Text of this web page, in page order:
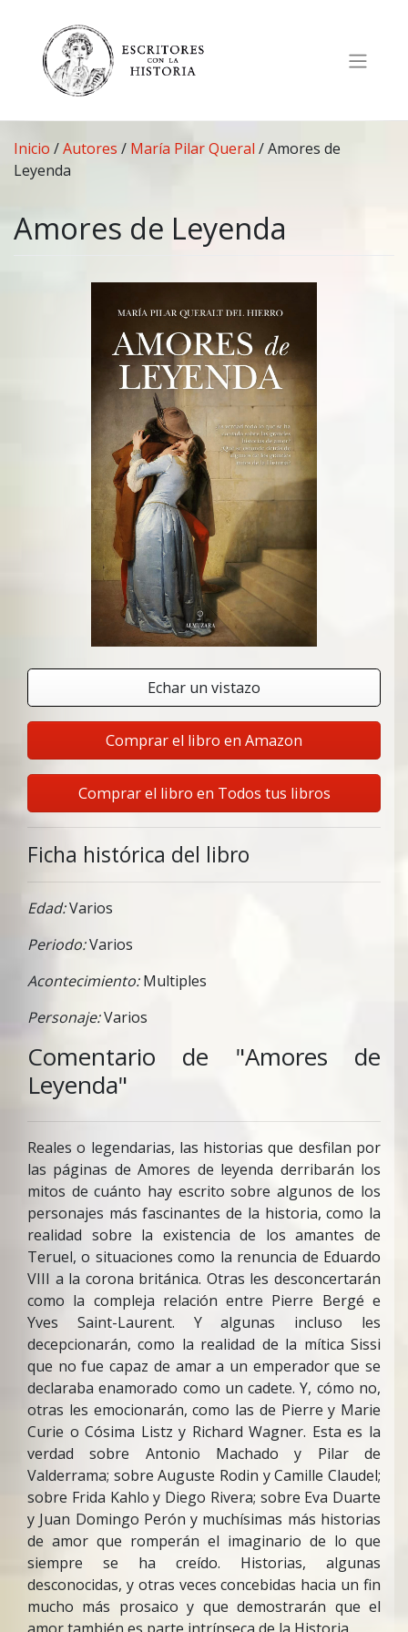
contenido
Inicio /Autores / María Pilar Queral /Amores de
Leyenda
Amores de Leyenda
Echar un vistazo
Comprar el libro en Amazon
Comprar el libro en Todos tus libros
Ficha histórica del libro
Edad:Varios
Periodo:Varios
Acontecimiento:Multiples
Personaje:Varios
Comentario de "Amores de
Leyenda"
Reales o legendarias, las historias que desfilan por
las páginas de Amores de leyenda derribarán los
mitos de cuánto hay escrito sobre algunos de los
personajes más fascinantes de la historia, como la
realidad sobre la existencia de los amantes de
Teruel, o situaciones como la renuncia de Eduardo
VIII a la corona británica. Otras les desconcertarán
como la compleja relación entre Pierre Bergé e
Yves Saint-Laurent. Y algunas incluso les
decepcionarán, como la realidad de la mítica Sissi
que no fue capaz de amar a un emperador que se
declaraba enamorado como un cadete. Y, cómo no,
otras les emocionarán, como las de Pierre y Marie
Curie o Cósima Listz y Richard Wagner. Esta es la
verdad sobre Antonio Machado y Pilar de
Valderrama; sobre Auguste Rodin y Camille Claudel;
sobre Frida Kahlo y Diego Rivera; sobre Eva Duarte
y Juan Domingo Perón y muchísimas más historias
de amor que romperán el imaginario de lo que
siempre se ha creído. Historias, algunas
desconocidas, y otras veces concebidas hacia un fin
mucho más prosaico y que demostrarán que el